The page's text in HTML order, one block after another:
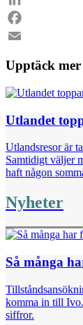
LinkedIn
Facebook
Upptäck mer
Utlandet
Utlandsresor är
Samtidigt väljer
haft någon
Nyheter
Så många
komma in till
siffror.